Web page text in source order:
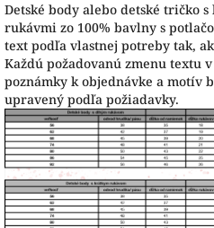
Detské body alebo detské tričko
rukávmi zo 100% bavlny s
text podľa vlastnej potreby tak,
Každú požadovanú zmenu textu
poznámky k objednávke a motív
upravený podľa požiadavky.